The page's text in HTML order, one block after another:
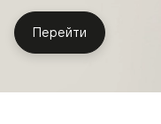
Перейти